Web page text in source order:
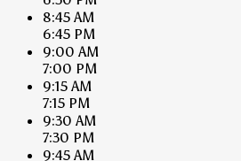
8:45 AM
6:45 PM
9:00 AM
7:00 PM
9:15 AM
7:15 PM
9:30 AM
7:30 PM
9:45 AM